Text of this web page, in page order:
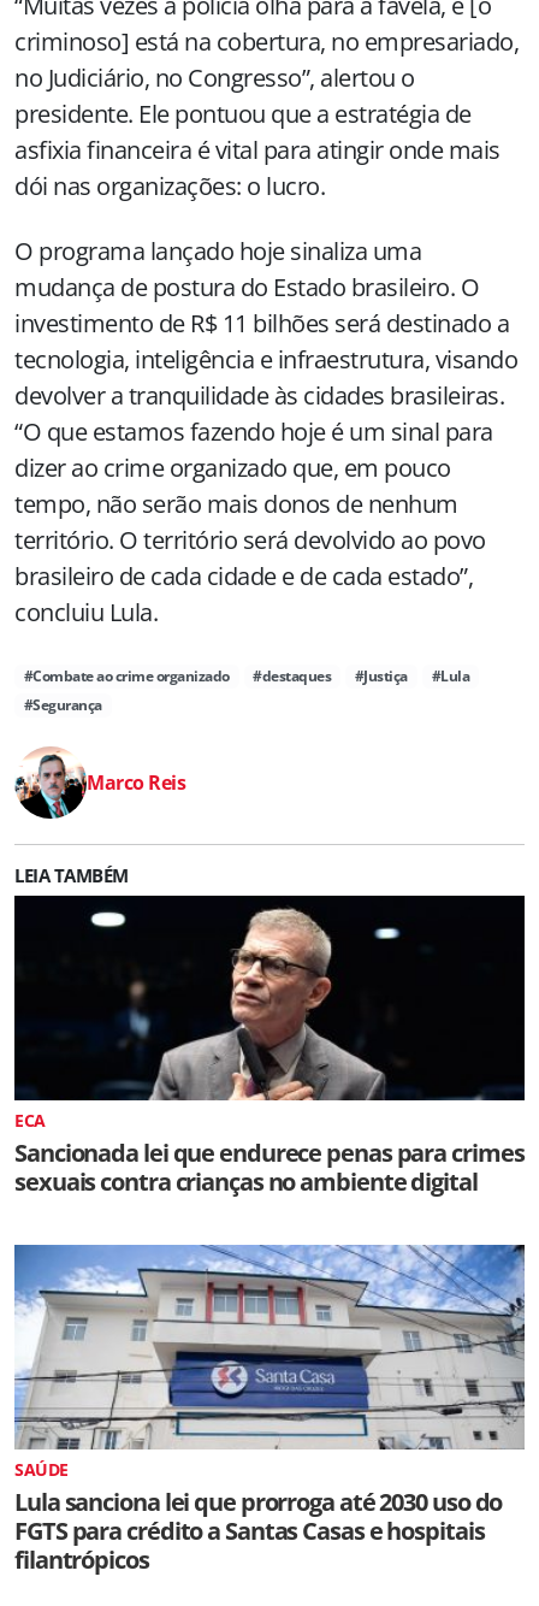
criminoso] está na cobertura, no empresariado,
no Judiciário, no Congresso”, alertou o
presidente. Ele pontuou que a estratégia de
asfixia financeira é vital para atingir onde mais
dói nas organizações: o lucro.
O programa lançado hoje sinaliza uma
mudança de postura do Estado brasileiro. O
investimento de R$ 11 bilhões será destinado a
tecnologia, inteligência e infraestrutura, visando
devolver a tranquilidade às cidades brasileiras.
“O que estamos fazendo hoje é um sinal para
dizer ao crime organizado que, em pouco
tempo, não serão mais donos de nenhum
território. O território será devolvido ao povo
brasileiro de cada cidade e de cada estado”,
concluiu Lula.
#Combate ao crime organizado #destaques #Justiça
#Lula
#Segurança
Marco Reis
LEIA TAMBÉM
ECA
Sancionada lei que endurece penas para crimes
sexuais contra crianças no ambiente digital
SAÚDE
Lula sanciona lei que prorroga até 2030 uso do
FGTS para crédito a Santas Casas e hospitais
filantrópicos